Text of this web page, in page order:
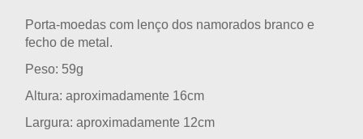
Porta-moedas com lenço dos namorados branco e
fecho de metal.
Peso: 59g
Altura: aproximadamente 16cm
Largura: aproximadamente 12cm